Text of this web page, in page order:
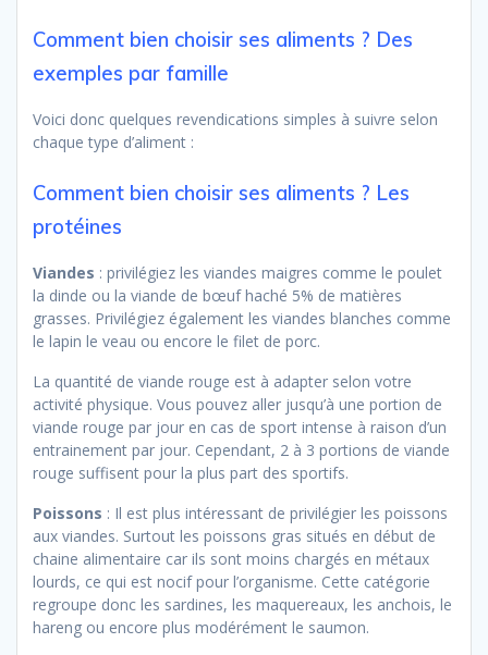
Comment bien choisir ses aliments ? Des
exemples par famille
Voici donc quelques revendications simples à suivre selon
chaque type d’aliment :
Comment bien choisir ses aliments ? Les
protéines
Viandes : privilégiez les viandes maigres comme le poulet
la dinde ou la viande de bœuf haché 5% de matières
grasses. Privilégiez également les viandes blanches comme
le lapin le veau ou encore le filet de porc.
La quantité de viande rouge est à adapter selon votre
activité physique. Vous pouvez aller jusqu’à une portion de
viande rouge par jour en cas de sport intense à raison d’un
entrainement par jour. Cependant, 2 à 3 portions de viande
rouge suffisent pour la plus part des sportifs.
Poissons : Il est plus intéressant de privilégier les poissons
aux viandes. Surtout les poissons gras situés en début de
chaine alimentaire car ils sont moins chargés en métaux
lourds, ce qui est nocif pour l’organisme. Cette catégorie
regroupe donc les sardines, les maquereaux, les anchois, le
hareng ou encore plus modérément le saumon.